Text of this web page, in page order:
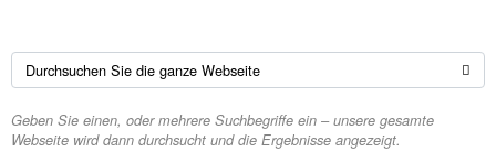
Geben Sie einen, oder mehrere Suchbegriffe ein – unsere gesamte
Webseite wird dann durchsucht und die Ergebnisse angezeigt.